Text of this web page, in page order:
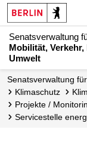
Senatsverwaltung
Mobilität,
Umwelt
Senatsverwaltung
Klimaschutz
Projekte /
Servicestelle